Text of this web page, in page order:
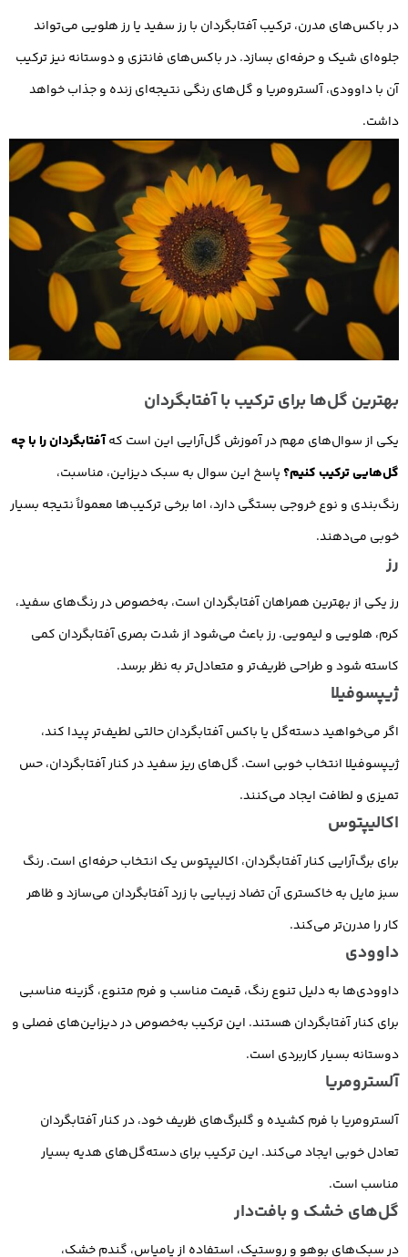
در باکس‌های مدرن، ترکیب آفتابگردان با رز سفید یا رز هلویی می‌تواند
جلوه‌ای شیک و حرفه‌ای بسازد. در باکس‌های فانتزی و دوستانه نیز ترکیب
آن با داوودی، آلسترومریا و گل‌های رنگی نتیجه‌ای زنده و جذاب خواهد
داشت.
بهترین گل‌ها برای ترکیب با آفتابگردان
یکی از سوال‌های مهم در آموزش گل‌آرایی این است کهآفتابگردان را با چه
گل‌هایی ترکیب کنیم؟پاسخ این سوال به سبک دیزاین، مناسبت،
رنگ‌بندی و نوع خروجی بستگی دارد، اما برخی ترکیب‌ها معمولاً نتیجه بسیار
خوبی می‌دهند.
رز
رز یکی از بهترین همراهان آفتابگردان است، به‌خصوص در رنگ‌های سفید،
کرم، هلویی و لیمویی. رز باعث می‌شود از شدت بصری آفتابگردان کمی
کاسته شود و طراحی ظریف‌تر و متعادل‌تر به نظر برسد.
ژیپسوفیلا
اگر می‌خواهید دسته‌گل یا باکس آفتابگردان حالتی لطیف‌تر پیدا کند،
ژیپسوفیلا انتخاب خوبی است. گل‌های ریز سفید در کنار آفتابگردان، حس
تمیزی و لطافت ایجاد می‌کنند.
اکالیپتوس
برای برگ‌آرایی کنار آفتابگردان، اکالیپتوس یک انتخاب حرفه‌ای است. رنگ
سبز مایل به خاکستری آن تضاد زیبایی با زرد آفتابگردان می‌سازد و ظاهر
کار را مدرن‌تر می‌کند.
داوودی
داوودی‌ها به دلیل تنوع رنگ، قیمت مناسب و فرم متنوع، گزینه مناسبی
برای کنار آفتابگردان هستند. این ترکیب به‌خصوص در دیزاین‌های فصلی و
دوستانه بسیار کاربردی است.
آلسترومریا
آلسترومریا با فرم کشیده و گلبرگ‌های ظریف خود، در کنار آفتابگردان
تعادل خوبی ایجاد می‌کند. این ترکیب برای دسته‌گل‌های هدیه بسیار
مناسب است.
گل‌های خشک و بافت‌دار
در سبک‌های بوهو و روستیک، استفاده از پامپاس، گندم خشک،